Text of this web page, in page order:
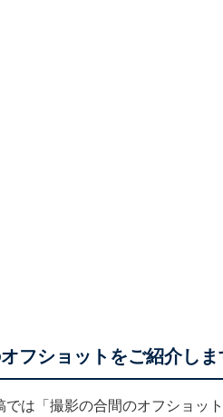
フショットをご紹介しま
では「撮影の合間のオフショッ